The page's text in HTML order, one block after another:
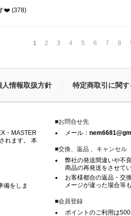
❤️ (378)
1 2 3 4 5 6 7 8
人情報取扱方針 特定商取引に関
・MASTER
れます。 本
備をしま
■お問合せ先
メール：
■交換、返品 、キャンセル
弊社の発送間違いや不
商品の再発送をさせて
お客様都合の返品・交
メージが違った場合等
■会員登録
ポイントのご利用は